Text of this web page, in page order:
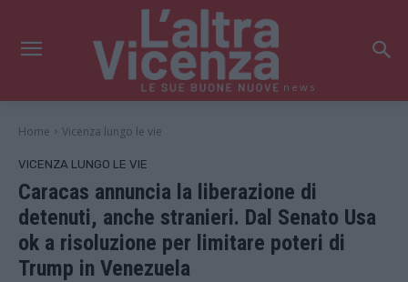
news
Home Vicenza lungo le vie
VICENZA LUNGO LE VIE
Caracas annuncia la liberazione di
detenuti, anche stranieri. Dal Senato Usa
ok a risoluzione per limitare poteri di
Trump in Venezuela